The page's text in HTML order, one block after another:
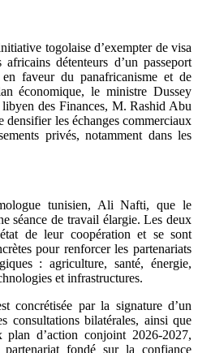
togolaise d’exempter de visa
africains détenteurs d’un passeport
faveur du panafricanisme et de
économique, le ministre Dussey
libyen des Finances, M. Rashid Abu
les échanges commerciaux
privés, notamment dans les
tunisien, Ali Nafti, que le
séance de travail élargie. Les deux
de leur coopération et se sont
pour renforcer les partenariats
: agriculture, santé, énergie,
et infrastructures.
concrétisée par la signature d’un
consultations bilatérales, ainsi que
plan d’action conjoint 2026-2027,
fondé sur la confiance